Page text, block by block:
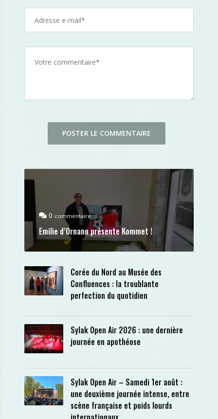
0 commentaire
Emilie d’Ornano présente Kommet !
Corée du Nord au Musée des
Confluences : la troublante
perfection du quotidien
Sylak Open Air 2026 : une dernière
journée en apothéose
Sylak Open Air – Samedi 1er août :
une deuxième journée intense, entre
scène française et poids lourds